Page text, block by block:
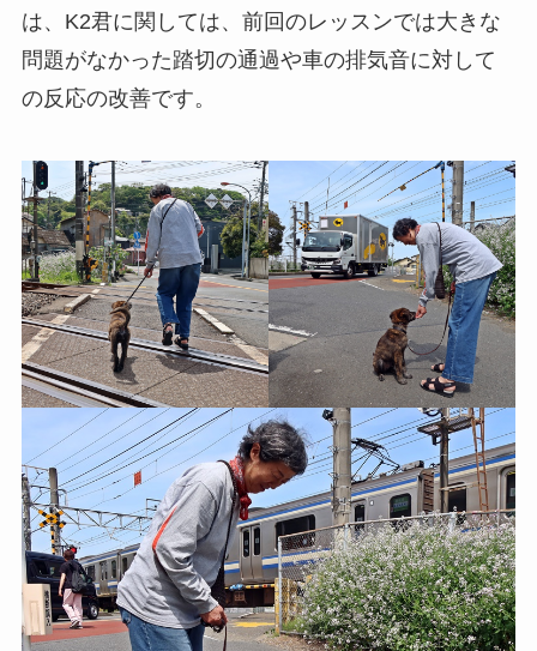
は、K2君に関しては、前回のレッスンでは大きな
問題がなかった踏切の通過や車の排気音に対して
の反応の改善です。